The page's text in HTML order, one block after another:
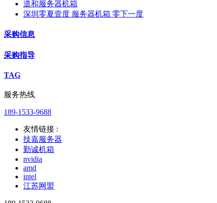
道和服务器机箱
深圳零夏壹度 服务器机箱 零下一度
采购信息
采购指导
TAG
服务热线
189-1533-9688
友情链接 :
技嘉服务器
勤诚机箱
nvidia
amd
intel
江苏网盟